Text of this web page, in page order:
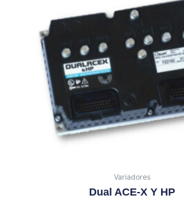
Variadores
Dual ACE-X Y HP